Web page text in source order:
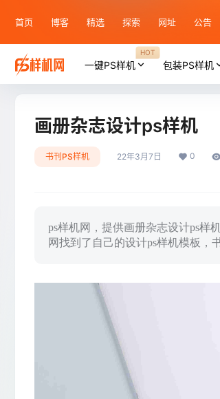
首页 博客 精选 探索 网址 公告
一键PS样机
HOT
包装PS样机
画册杂志设计ps样机
书刊PS样机 22年3月7日 0
ps样机网，提供画册杂志设计ps样
网找到了自己的设计ps样机模板，